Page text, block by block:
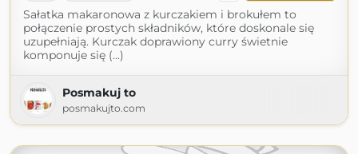
Sałatka makaronowa z kurczakiem i brokułem to
połączenie prostych składników, które doskonale się
uzupełniają. Kurczak doprawiony curry świetnie
komponuje się (...)
Posmakuj to
posmakujto.com